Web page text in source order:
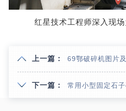
红星技术工程师深入现
上一篇： 69鄂破碎机图片及价格
下一篇： 常用小型固定石子破碎机